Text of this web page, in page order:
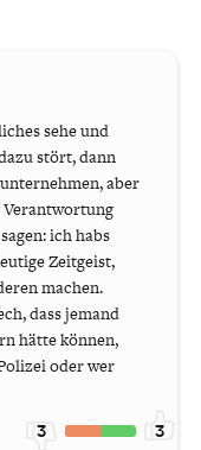
sehe und
stört, dann
aber
ich habs
Zeitgeist,
machen.
dass jemand
hätte können,
oder wer
3 3